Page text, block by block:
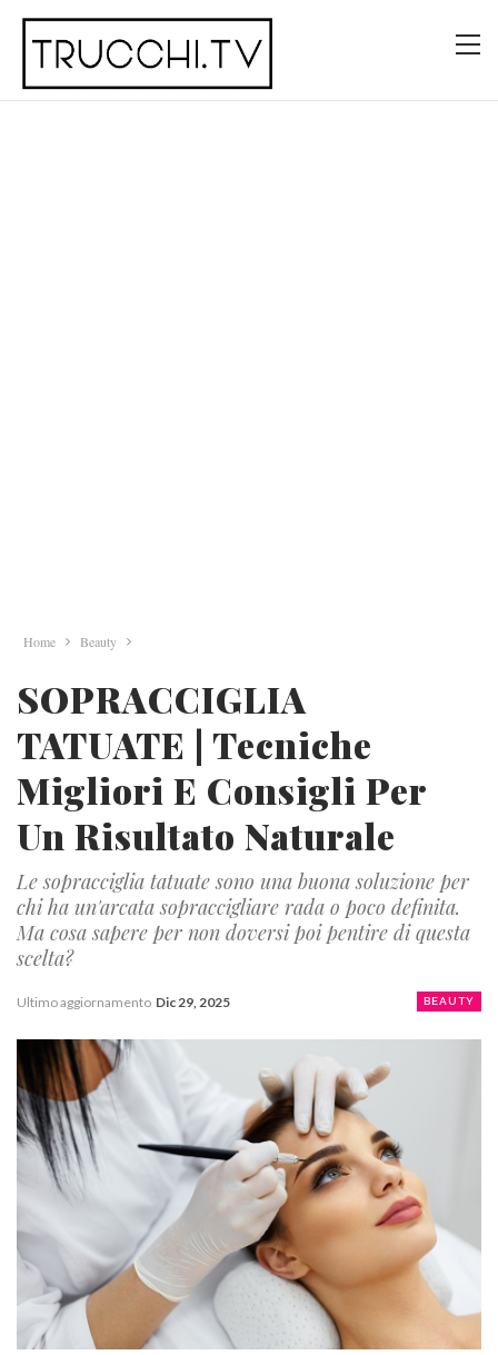
Home Beauty
SOPRACCIGLIA
TATUATE | Tecniche
Migliori E Consigli Per
Un Risultato Naturale
Le sopracciglia tatuate sono una buona soluzione per
chi ha un'arcata sopraccigliare rada o poco definita.
Ma cosa sapere per non doversi poi pentire di questa
scelta?
BEAUTY
Ultimo aggiornamento Dic 29, 2025